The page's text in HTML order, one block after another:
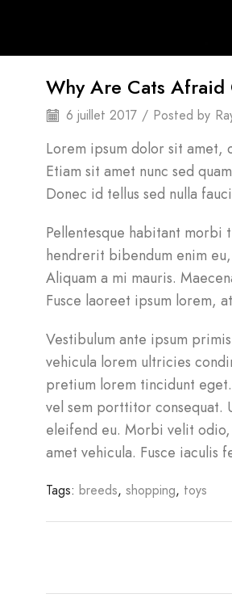
Why Are Cats Afraid
6 juillet 2017 / Posted by
Lorem ipsum dolor sit amet,
Etiam sit amet nunc sed
Donec id tellus sed nulla
Pellentesque habitant morbi
hendrerit bibendum enim
Aliquam a mi mauris.
Fusce laoreet ipsum lorem,
Vestibulum ante ipsum
vehicula lorem ultricies
pretium lorem tincidunt
vel sem porttitor consequat.
eleifend eu. Morbi velit
amet vehicula. Fusce iaculis
Tags: breeds, shopping, toys